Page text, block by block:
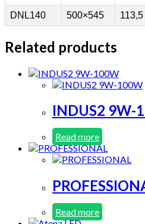
DNL140 500×545 113,5
Related products
INDUS2 9W-
Read more
Read more